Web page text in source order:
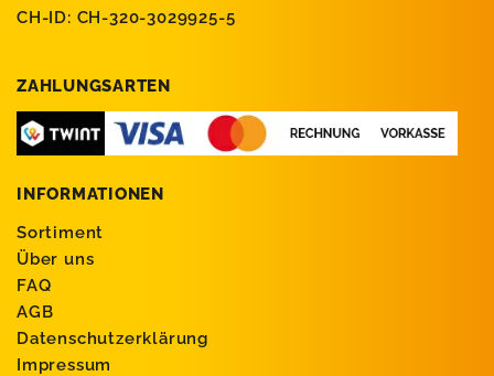
CH-ID: CH-320-3029925-5
ZAHLUNGSARTEN
INFORMATIONEN
Sortiment
Über uns
FAQ
AGB
Datenschutzerklärung
Impressum